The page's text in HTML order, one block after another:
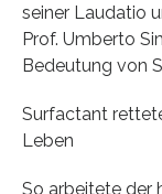
seiner Laudatio
Prof. Umberto
Bedeutung von
Surfactant
Leben
So arbeitete der